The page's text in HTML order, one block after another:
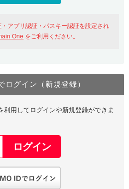
ーバーを含む最新の機能を使う方
Oneにログイン
Amazon
Domain Oneのログイン画面へ遷移します
Oneアカウント作成
でも登録可能
Yahoo!
アプリ認証・パスキー認証を設定され
One をご利用ください。
ログイン（新規登録）
利用してログインや新規登録ができま